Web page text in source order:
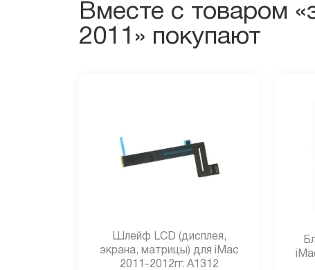
Вместе с товаром
2011» покупают
Шлейф LCD (дисплея,
экрана, матрицы) для iMac
2011-2012гг. A1312